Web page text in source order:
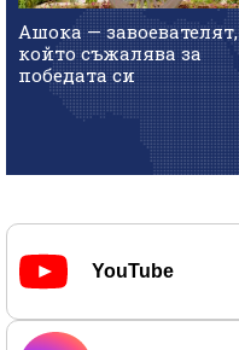
Ашока — завоевателят,
който съжалява за
победата си
YouTube